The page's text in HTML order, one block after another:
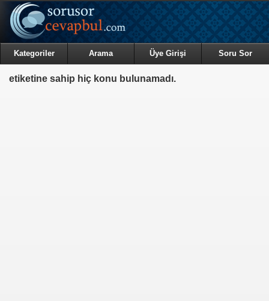
Kategoriler Arama Üye Girişi Soru Sor
etiketine sahip hiç konu bulunamadı.